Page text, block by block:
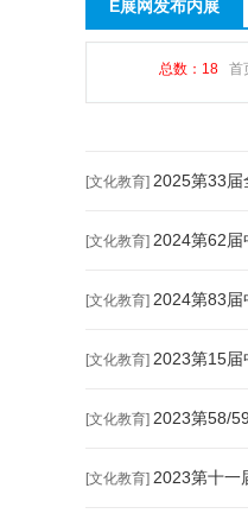
E展网发布内展
总数：18 首
[文化教育] 2025第33届
[文化教育] 2024第62届
[文化教育] 2024第83届
[文化教育] 2023第15届
[文化教育] 2023第58/
[文化教育] 2023第十一